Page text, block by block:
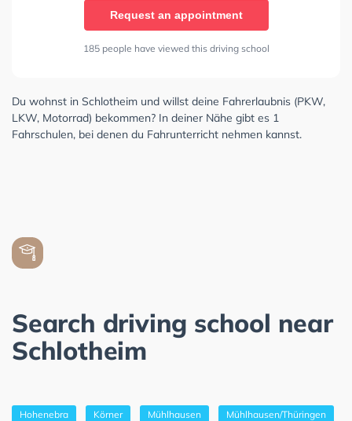
Request an appointment
185 people have viewed this driving school
Du wohnst in Schlotheim und willst deine Fahrerlaubnis (PKW,
LKW, Motorrad) bekommen? In deiner Nähe gibt es 1
Fahrschulen, bei denen du Fahrunterricht nehmen kannst.
Search driving school near
Schlotheim
Hohenebra Körner Mühlhausen Mühlhausen/Thüringen